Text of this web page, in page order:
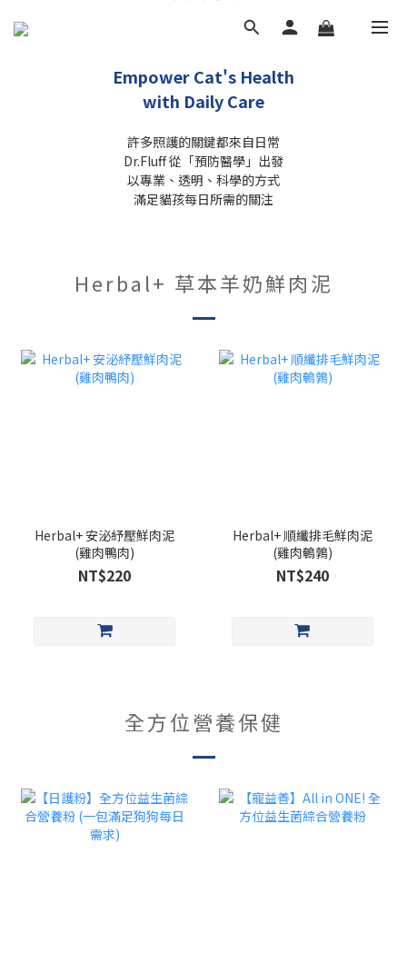
Empower Cat's Health
with Daily Care
許多照護的關鍵都來自日常
Dr.Fluff 從「預防醫學」出發
以專業、透明、科學的方式
滿足貓孩每日所需的關注
Herbal+ 草本羊奶鮮肉泥
Herbal+ 安泌紓壓鮮肉泥
(雞肉鴨肉)
NT$220
Herbal+ 順纖排毛鮮肉泥
(雞肉鵪鶉)
NT$240
全方位營養保健